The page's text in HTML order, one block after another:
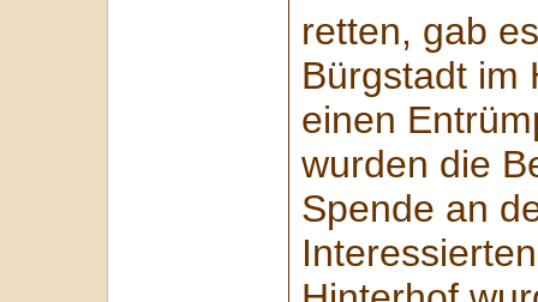
retten, gab
Bürgstadt im
einen
wurden die
Spende an